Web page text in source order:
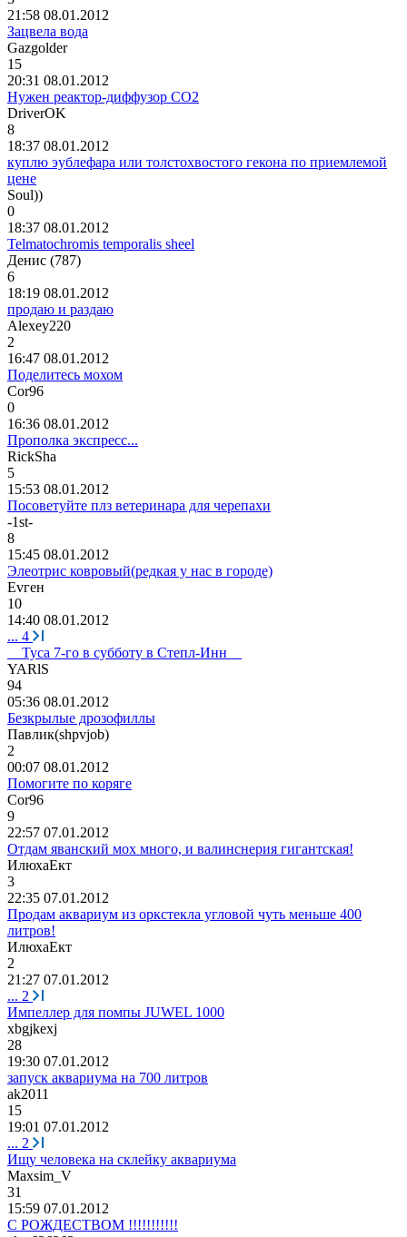
21:58 08.01.2012
Зацвела вода
Gazgolder
15
20:31 08.01.2012
Нужен реактор-диффузор СО2
DriverOK
8
18:37 08.01.2012
куплю эублефара или толстохвостого гекона по приемлемой
цене
Soul))
0
18:37 08.01.2012
Telmatochromis temporalis sheel
Денис (787)
6
18:19 08.01.2012
продаю и раздаю
Alexey220
2
16:47 08.01.2012
Поделитесь мохом
Cor96
0
16:36 08.01.2012
Прополка экспресс...
RickSha
5
15:53 08.01.2012
Посоветуйте плз ветеринара для черепахи
-1st-
8
15:45 08.01.2012
Элеотрис ковровый(редкая у нас в городе)
Evгeн
10
14:40 08.01.2012
... 4
__Туса 7-го в субботу в Степл-Инн__
YARlS
94
05:36 08.01.2012
Безкрылые дрозофиллы
Павлик(shpvjob)
2
00:07 08.01.2012
Помогите по коряге
Cor96
9
22:57 07.01.2012
Отдам яванский мох много, и валинснерия гигантская!
ИлюхаЕкт
3
22:35 07.01.2012
Продам аквариум из оркстекла угловой чуть меньше 400
литров!
ИлюхаЕкт
2
21:27 07.01.2012
... 2
Импеллер для помпы JUWEL 1000
xbgjkexj
28
19:30 07.01.2012
запуск аквариума на 700 литров
ak2011
15
19:01 07.01.2012
... 2
Ищу человека на склейку аквариума
Maxsim_V
31
15:59 07.01.2012
С РОЖДЕСТВОМ !!!!!!!!!!!